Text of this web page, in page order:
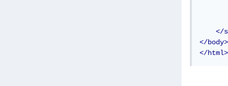
</
</body>
</html>